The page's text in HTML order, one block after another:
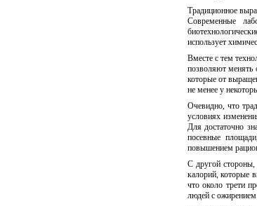
Традиционное
Современные
использует
Вместе с тем
позволяют менять
которые от
не менее у
Очевидно, что
условиях
Для достаточно
посевные
повышением
С другой стороны,
калорий, которые
что около трети
людей с ожирением